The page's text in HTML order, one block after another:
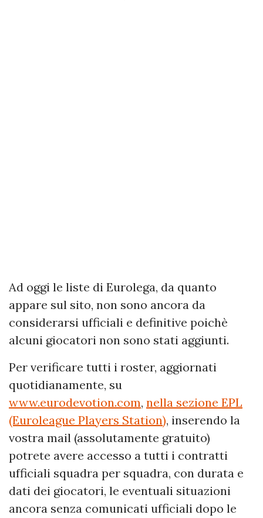
Ad oggi le liste di Eurolega, da quanto
appare sul sito, non sono ancora da
considerarsi ufficiali e definitive poichè
alcuni giocatori non sono stati aggiunti.
Per verificare tutti i roster, aggiornati
quotidianamente, su
www.eurodevotion.com, nella sezione EPL
(Euroleague Players Station), inserendo la
vostra mail (assolutamente gratuito)
potrete avere accesso a tutti i contratti
ufficiali squadra per squadra, con durata e
dati dei giocatori, le eventuali situazioni
ancora senza comunicati ufficiali dopo le